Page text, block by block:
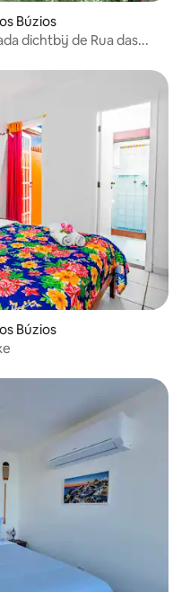
Búzios
dichtbij de Rua das...
Búzios